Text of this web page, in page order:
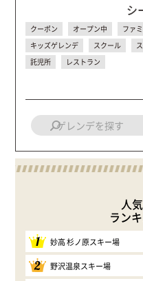
シ
クーポン オープン中 ファ
キッズゲレンデ
スクール
託児所
レストラン
人
ラン
1 妙高 杉ノ原スキー場
2 野沢温泉スキー場